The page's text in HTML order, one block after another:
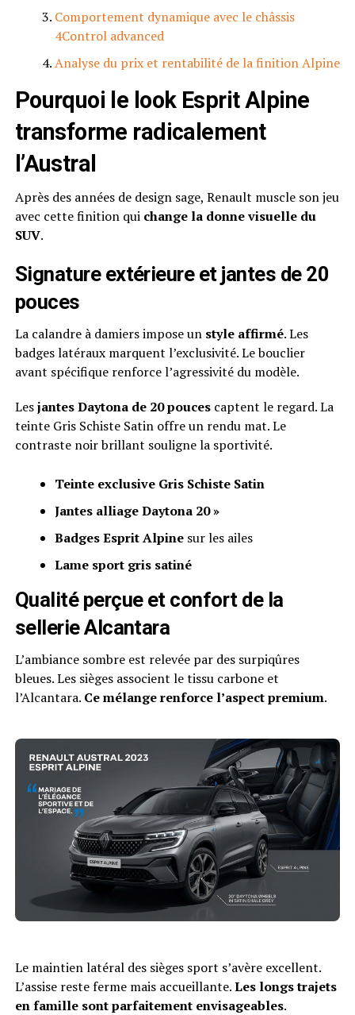
Comportement dynamique avec le châssis
4Control advanced
Analyse du prix et rentabilité de la finition Alpine
Pourquoi le look Esprit Alpine
transforme radicalement
l’Austral
Après des années de design sage, Renault muscle son jeu
avec cette finition qui change la donne visuelle du
SUV.
Signature extérieure et jantes de 20
pouces
La calandre à damiers impose un style affirmé. Les
badges latéraux marquent l’exclusivité. Le bouclier
avant spécifique renforce l’agressivité du modèle.
Lesjantes Daytona de 20 poucescaptent le regard. La
teinte Gris Schiste Satin offre un rendu mat. Le
contraste noir brillant souligne la sportivité.
Teinte exclusive Gris Schiste Satin
Jantes alliage Daytona 20 »
Badges Esprit Alpinesur les ailes
Lame sport gris satiné
Qualité perçue et confort de la
sellerie Alcantara
L’ambiance sombre est relevée par des surpiqûres
bleues. Les sièges associent le tissu carbone et
l’Alcantara. Ce mélange renforce l’aspect premium.
Le maintien latéral des sièges sport s’avère excellent.
L’assise reste ferme mais accueillante.Les longs trajets
en famille sont parfaitement envisageables.